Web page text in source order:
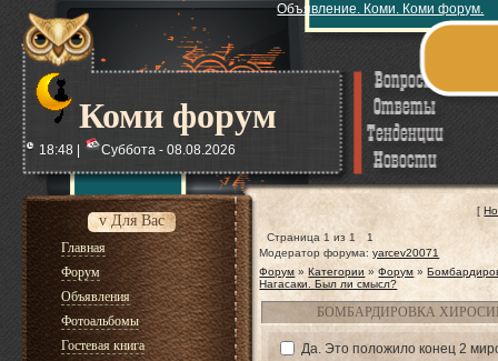
Коми форум
Объявление. Коми. Коми форум.
18:48 | Суббота - 08.08.2026
v Для Вас
Главная
Форум
Объявления
Фотоальбомы
Гостевая книга
[
Страница 1 из 1
1
Модератор форума:yarcev20071
Форум » Категории » Форум »
Нагасаки. Был ли смысл?
БОМБАРДИРОВКА
Да. Это положило конец 2